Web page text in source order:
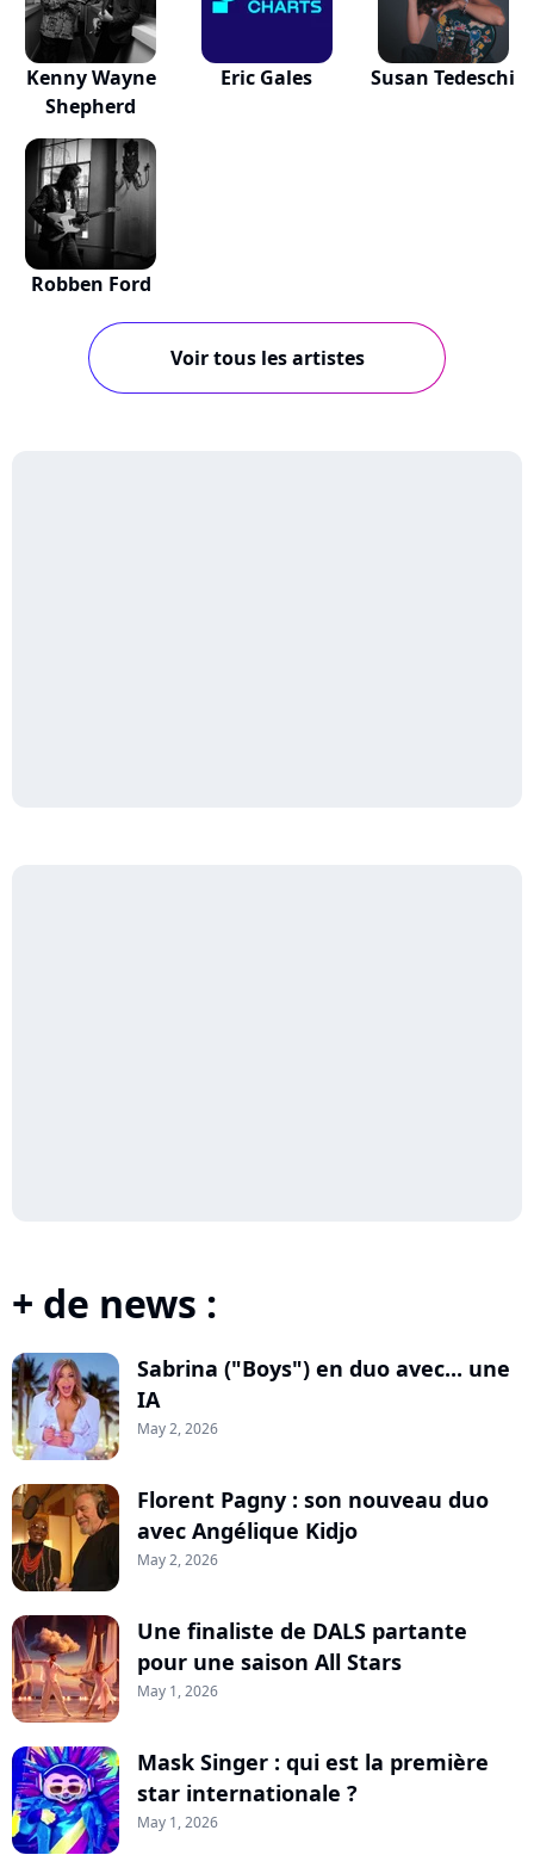
Kenny Wayne
Shepherd
Eric Gales Susan Tedeschi
Robben Ford
Voir tous les artistes
+ de news :
Sabrina ("Boys") en duo avec... une
IA
May 2, 2026
Florent Pagny : son nouveau duo
avec Angélique Kidjo
May 2, 2026
Une finaliste de DALS partante
pour une saison All Stars
May 1, 2026
Mask Singer : qui est la première
star internationale ?
May 1, 2026